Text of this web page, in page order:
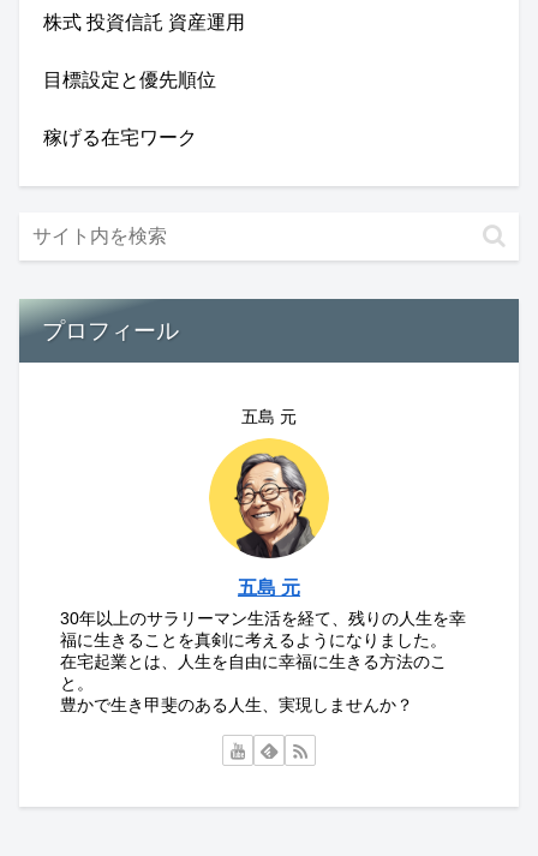
株式 投資信託 資産運用
目標設定と優先順位
稼げる在宅ワーク
プロフィール
五島 元
五島 元
30年以上のサラリーマン生活を経て、残りの人生を幸
福に生きることを真剣に考えるようになりました。
在宅起業とは、人生を自由に幸福に生きる方法のこ
と。
豊かで生き甲斐のある人生、実現しませんか？